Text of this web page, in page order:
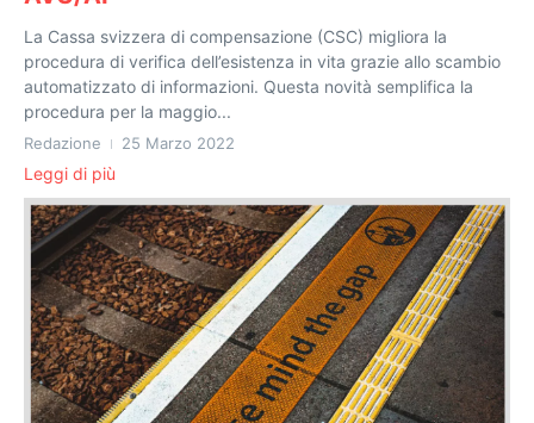
La Cassa svizzera di compensazione (CSC) migliora la
procedura di verifica dell’esistenza in vita grazie allo scambio
automatizzato di informazioni. Questa novità semplifica la
procedura per la maggio...
Redazione 25 Marzo 2022
Leggi di più